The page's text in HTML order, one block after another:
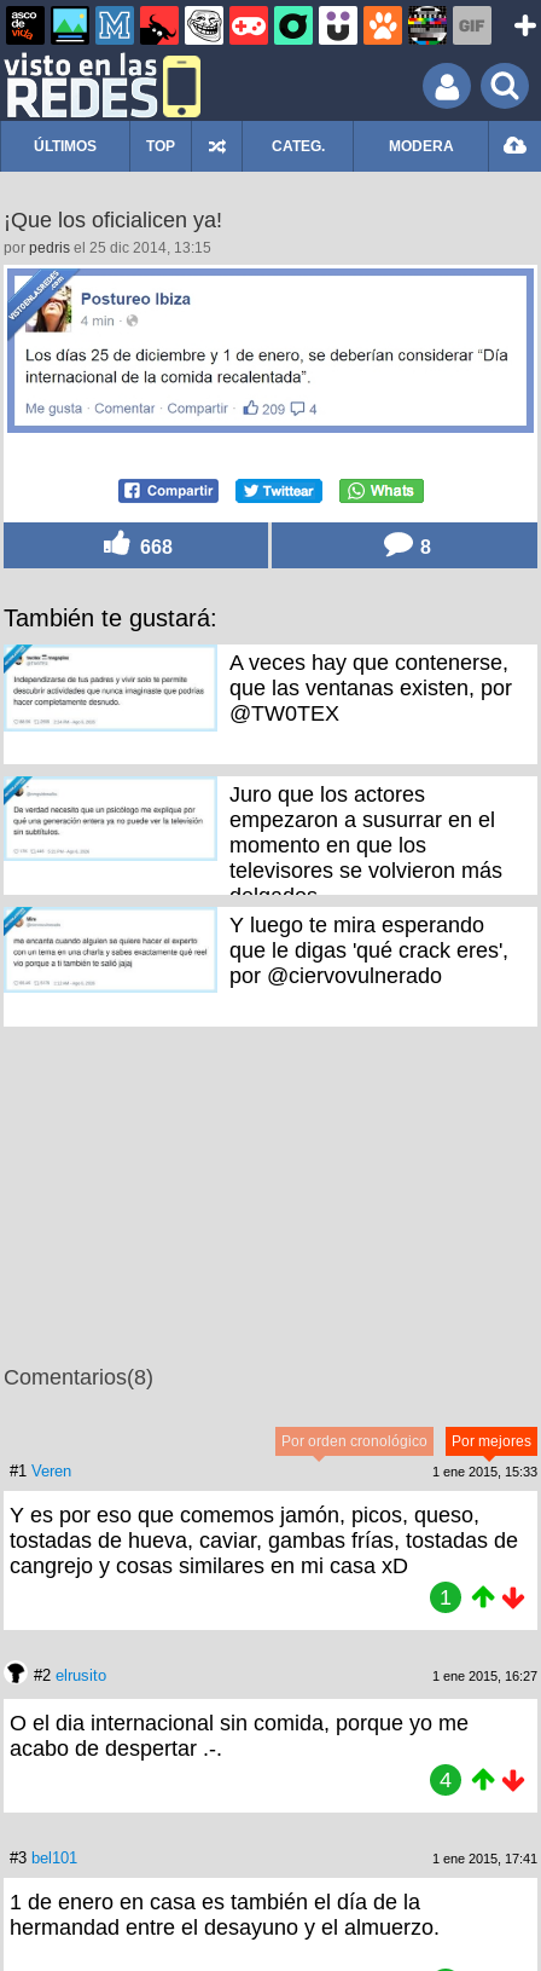
ÚLTIMOS TOP CATEG. MODERA
¡Que los oficialicen ya!
por pedris el 25 dic 2014, 13:15
668 8
También te gustará:
A veces hay que contenerse,
que las ventanas existen, por
@TW0TEX
Juro que los actores
empezaron a susurrar en el
momento en que los
televisores se volvieron más
delgados
Y luego te mira esperando
que le digas 'qué crack eres',
por @ciervovulnerado
Comentarios(8)
Por mejores
Por orden cronológico
#1 Veren 1 ene 2015, 15:33
Y es por eso que comemos jamón, picos, queso,
tostadas de hueva, caviar, gambas frías, tostadas de
cangrejo y cosas similares en mi casa xD
1
#2 elrusito 1 ene 2015, 16:27
O el dia internacional sin comida, porque yo me
acabo de despertar .-.
4
#3 bel101 1 ene 2015, 17:41
1 de enero en casa es también el día de la
hermandad entre el desayuno y el almuerzo.